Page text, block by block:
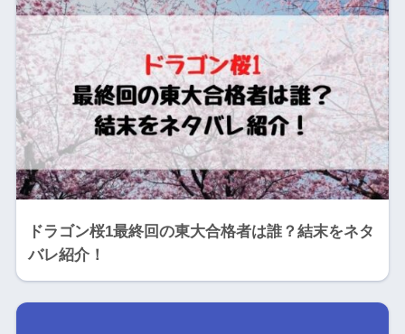
ドラゴン桜1最終回の東大合格者は誰？結末をネタ
バレ紹介！